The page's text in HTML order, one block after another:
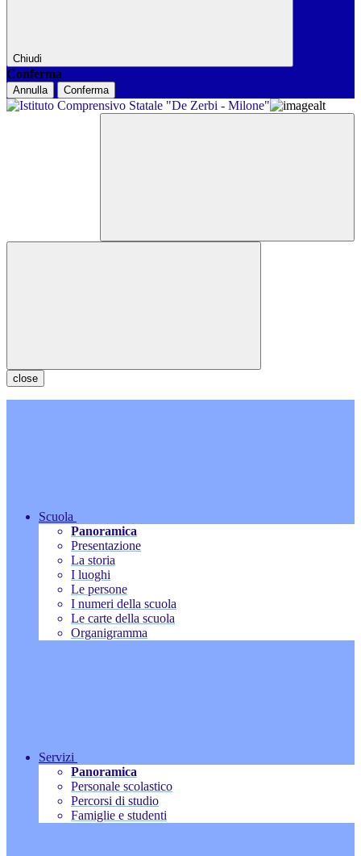
Chiudi
Conferma
Annulla Conferma
close
Scuola
Panoramica
Presentazione
La storia
I luoghi
Le persone
I numeri della scuola
Le carte della scuola
Organigramma
Servizi
Panoramica
Personale scolastico
Percorsi di studio
Famiglie e studenti